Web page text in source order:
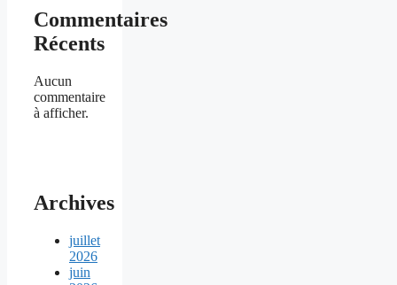
Commentaires
Récents
Aucun
commentaire
à afficher.
Archives
juillet
2026
juin